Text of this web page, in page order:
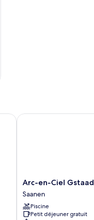
Arc-
en-
Ciel
Gstaad
Saanen
Arc-en-Ciel Gstaad
Saanen
Piscine
Petit déjeuner gratuit
Arc-en-Ciel Gstaad